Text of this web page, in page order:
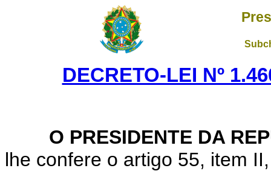
DECRETO-LEI Nº
O PRESIDENTE DA
lhe confere o artigo 55, item